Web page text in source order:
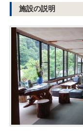
施設の説明